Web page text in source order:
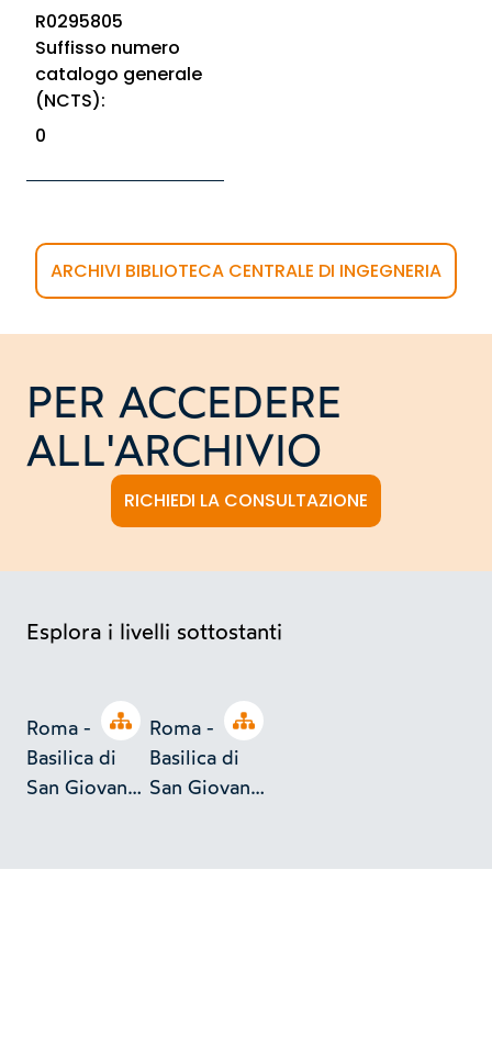
R0295805
Suffisso numero
catalogo generale
(NCTS):
0
ARCHIVI BIBLIOTECA CENTRALE DI INGEGNERIA
PER ACCEDERE
ALL'ARCHIVIO
RICHIEDI LA CONSULTAZIONE
Esplora i livelli sottostanti
Open tree
Roma -
Basilica di
San Giovanni
Open tree
Roma -
Basilica di
San Giovanni
del chiostro.